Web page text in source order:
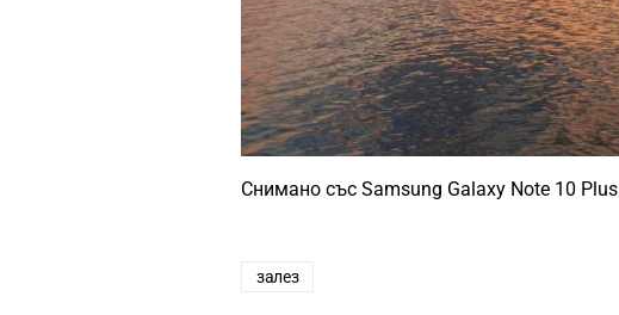
Снимано със Samsung Galaxy Note 10 Plus
залез